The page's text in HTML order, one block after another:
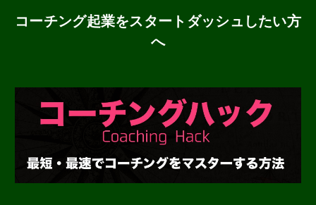
コーチング起業をスタートダッシュしたい方
へ